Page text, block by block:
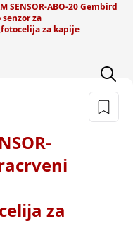
SENSOR-ABO-20 Gembird
za
za kapije
za